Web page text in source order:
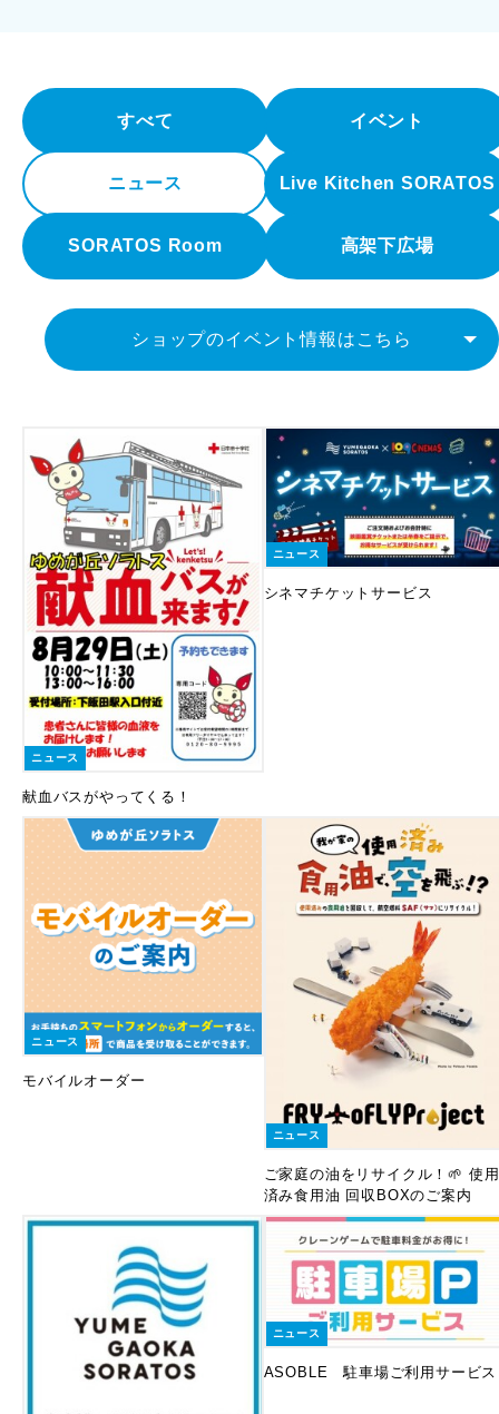
すべて イベント
ニュース Live Kitchen SORATOS
SORATOS Room 高架下広場
ショップのイベント情報はこちら
ニュース
献血バスがやってくる！
ニュース
シネマチケットサービス
ニュース
モバイルオーダー
ニュース
ご家庭の油をリサイクル！🌱 使用
済み食用油 回収BOXのご案内
ニュース
ASOBLE 駐車場ご利用サービス